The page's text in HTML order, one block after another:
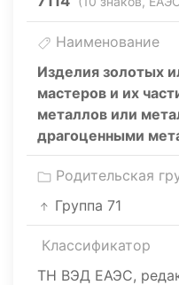
Наименование
Изделия золотых
мастеров и их
металлов или
драгоценными
Родительская
Группа 71
Классификатор
ТН ВЭД ЕАЭС,